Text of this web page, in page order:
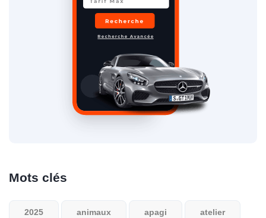
Mots clés
2025 animaux apagi atelier